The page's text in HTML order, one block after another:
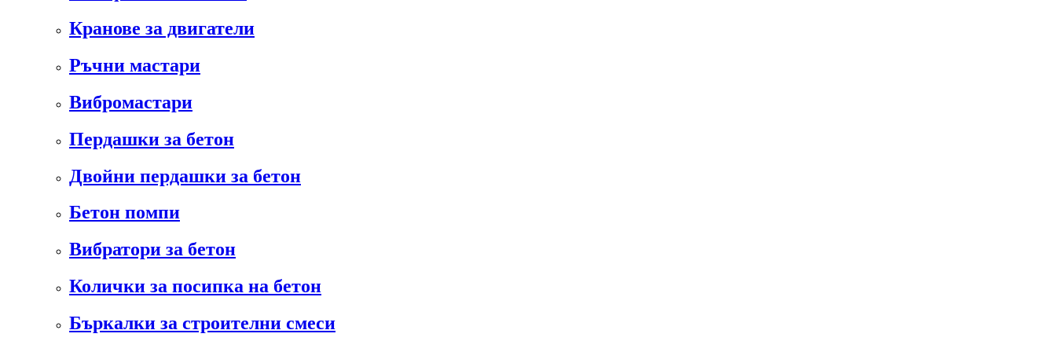
Кранове за двигатели
Ръчни мастари
Вибромастари
Пердашки за бетон
Двойни пердашки за бетон
Бетон помпи
Вибратори за бетон
Колички за посипка на бетон
Бъркалки за строителни смеси